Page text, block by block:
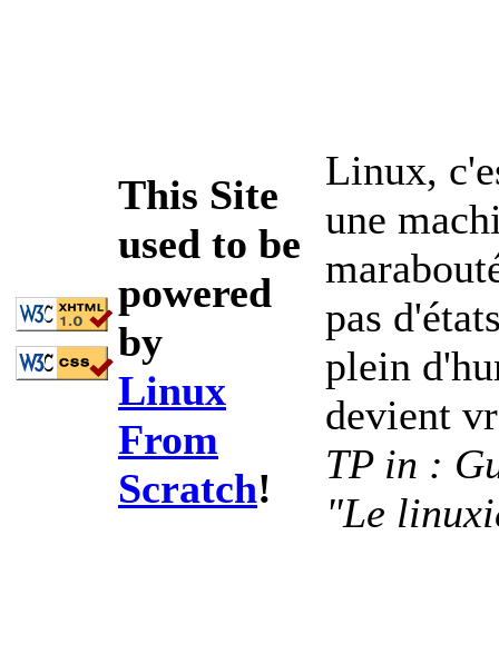
This Site
used to be
powered
by
Linux
From
Scratch!
Linux,
une
pas
plein
devient
TP in :
"Le